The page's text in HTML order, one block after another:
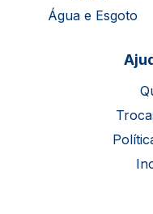
Água e Esgoto